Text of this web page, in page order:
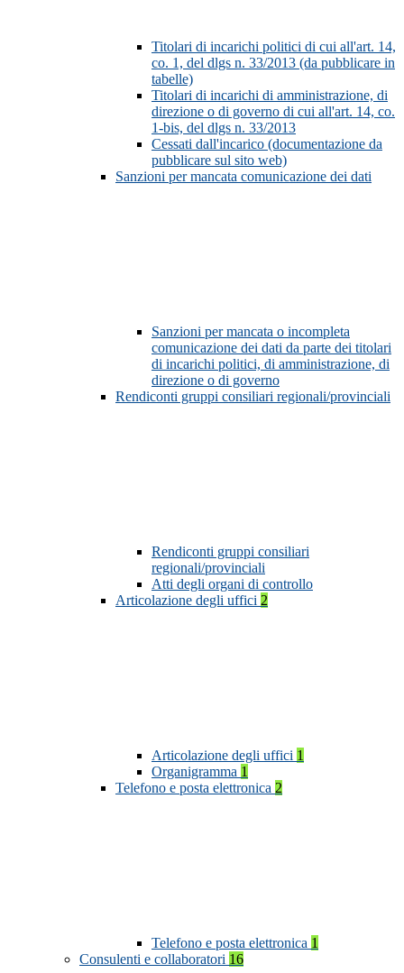
Titolari di incarichi politici di cui all'art. 14,
co. 1, del dlgs n. 33/2013 (da pubblicare in
tabelle)
Titolari di incarichi di amministrazione, di
direzione o di governo di cui all'art. 14, co.
1-bis, del dlgs n. 33/2013
Cessati dall'incarico (documentazione da
pubblicare sul sito web)
Sanzioni per mancata comunicazione dei dati
Sanzioni per mancata o incompleta
comunicazione dei dati da parte dei titolari
di incarichi politici, di amministrazione, di
direzione o di governo
Rendiconti gruppi consiliari regionali/provinciali
Rendiconti gruppi consiliari
regionali/provinciali
Atti degli organi di controllo
Articolazione degli uffici 2
Articolazione degli uffici 1
Organigramma 1
Telefono e posta elettronica 2
Telefono e posta elettronica 1
Consulenti e collaboratori 16